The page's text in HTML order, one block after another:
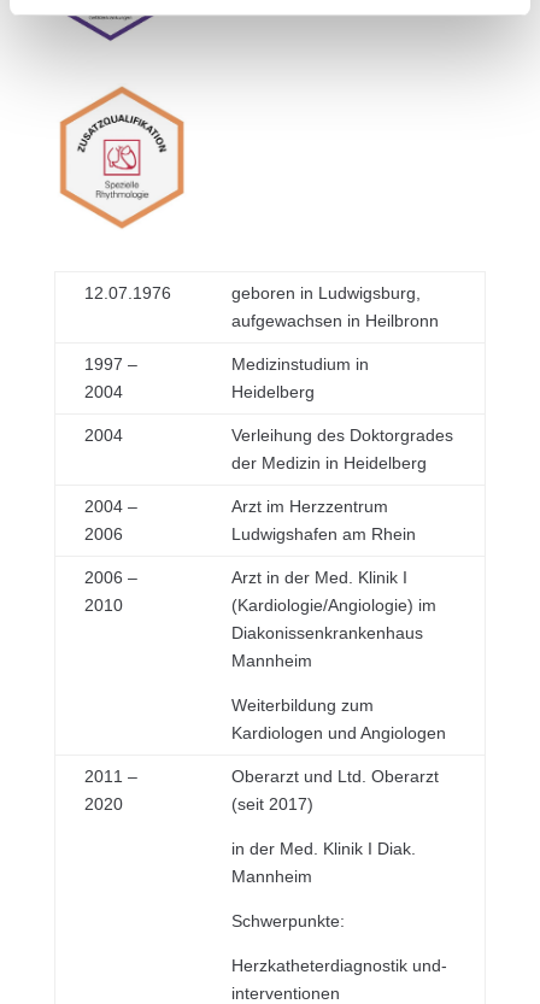
12.07.1976
geboren in Ludwigsburg,
aufgewachsen in Heilbronn
1997 –
2004
Medizinstudium in
Heidelberg
2004
Verleihung des Doktorgrades
der Medizin in Heidelberg
2004 –
2006
Arzt im Herzzentrum
Ludwigshafen am Rhein
2006 –
2010
Arzt in der Med. Klinik I
(Kardiologie/Angiologie) im
Diakonissenkrankenhaus
Mannheim
Weiterbildung zum
Kardiologen und Angiologen
2011 –
2020
Oberarzt und Ltd. Oberarzt
(seit 2017)
in der Med. Klinik I Diak.
Mannheim
Schwerpunkte:
Herzkatheterdiagnostik und-
interventionen